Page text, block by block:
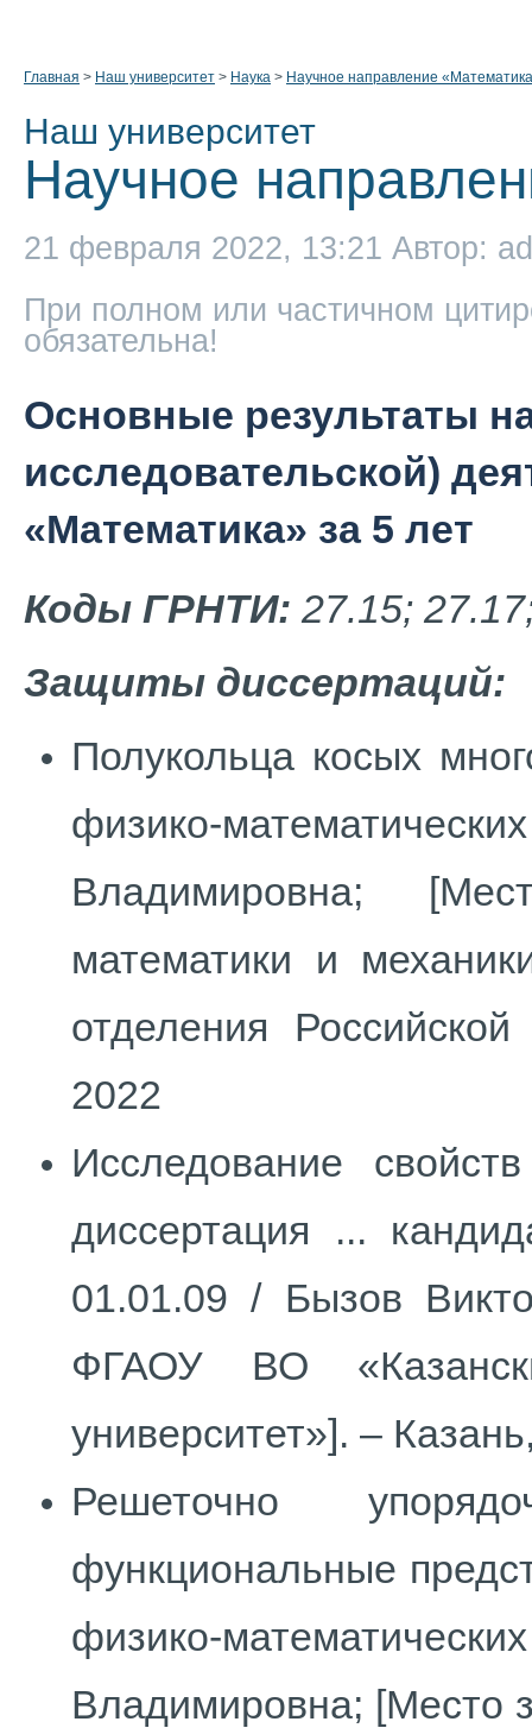
Главная > Наш университет > Наука > Научное направление
Наш университет
Научное
21 февраля 2022, 13:21 Автор:
При полном или частичном
обязательна!
Основные результаты
исследовательской)
«Математика» за 5 лет
Коды ГРНТИ: 27.15;
Защиты диссертаций:
Полукольца косых
физико-
Владимировна;
математики и
отделения
2022
Исследование
диссертация ...
01.01.09 / Бызов
ФГАОУ ВО
университет»]. –
Решеточно
функциональные
физико-
Владимировна; [Место